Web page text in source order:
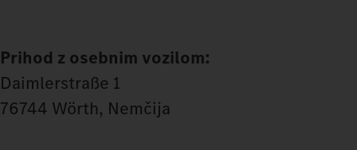
Prihod z osebnim vozilom:
Daimlerstraße 1
76744 Wörth, Nemčija